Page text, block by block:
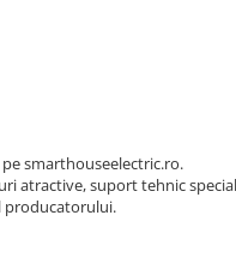
smarthouseelectric.ro.
atractive, suport tehnic
producatorului.